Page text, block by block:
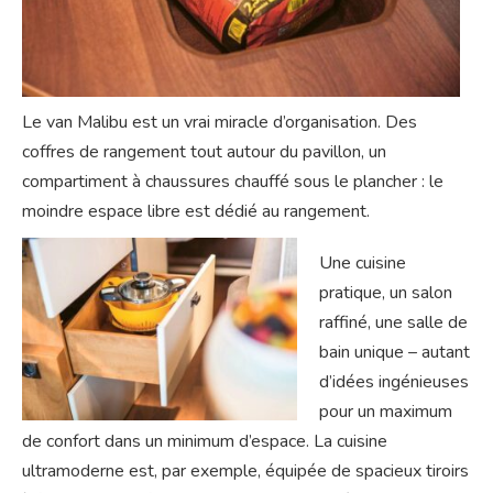
Le van Malibu est un vrai miracle d’organisation. Des
coffres de rangement tout autour du pavillon, un
compartiment à chaussures chauffé sous le plancher : le
moindre espace libre est dédié au rangement.
Une cuisine
pratique, un salon
raffiné, une salle de
bain unique – autant
d’idées ingénieuses
pour un maximum
de confort dans un minimum d’espace. La cuisine
ultramoderne est, par exemple, équipée de spacieux tiroirs